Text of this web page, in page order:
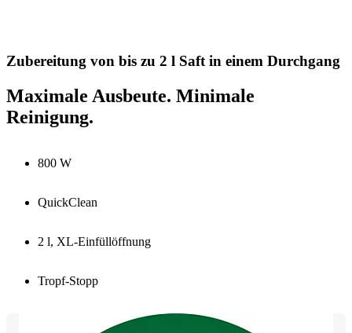
Zubereitung von bis zu 2 l Saft in einem Durchgang
Maximale Ausbeute. Minimale
Reinigung.
800 W
QuickClean
2 l, XL-Einfüllöffnung
Tropf-Stopp